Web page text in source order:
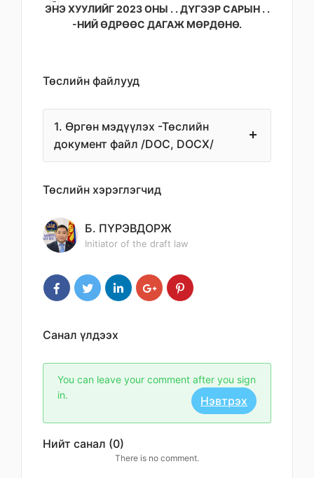
ЭНЭ ХУУЛИЙГ 2023 ОНЫ . . ДҮГЭЭР САРЫН . .
-НИЙ ӨДРӨӨС ДАГАЖ МӨРДӨНӨ.
Төслийн файлууд
1. Өргөн мэдүүлэх -Төслийн
документ файл /DOC, DOCX/
Төслийн хэрэглэгчид
Б. ПҮРЭВДОРЖ
Initiator of the draft law
Санал үлдээх
You can leave your comment after you sign
in.
Нэвтрэх
Нийт санал (0)
There is no comment.